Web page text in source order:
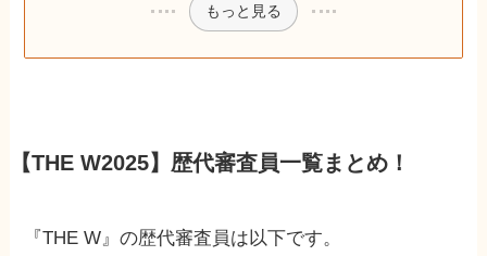
もっと見る
【THE W2025】歴代審査員一覧まとめ！
『THE W』の歴代審査員は以下です。